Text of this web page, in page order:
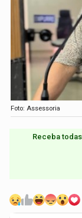
Foto: Assessoria
Receba